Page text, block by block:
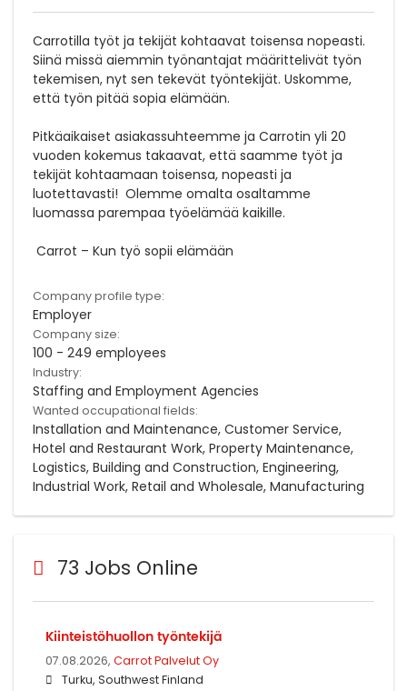
Carrotilla työt ja tekijät kohtaavat toisensa nopeasti.
Siinä missä aiemmin työnantajat määrittelivät työn
tekemisen, nyt sen tekevät työntekijät. Uskomme,
että työn pitää sopia elämään.
Pitkäaikaiset asiakassuhteemme ja Carrotin yli 20
vuoden kokemus takaavat, että saamme työt ja
tekijät kohtaamaan toisensa, nopeasti ja
luotettavasti! Olemme omalta osaltamme
luomassa parempaa työelämää kaikille.
Carrot – Kun työ sopii elämään
Company profile type:
Employer
Company size:
100 - 249 employees
Industry:
Staffing and Employment Agencies
Wanted occupational fields:
Installation and Maintenance, Customer Service,
Hotel and Restaurant Work, Property Maintenance,
Logistics, Building and Construction, Engineering,
Industrial Work, Retail and Wholesale, Manufacturing
73 Jobs Online
Kiinteistöhuollon työntekijä
07.08.2026, Carrot Palvelut Oy
Turku, Southwest Finland